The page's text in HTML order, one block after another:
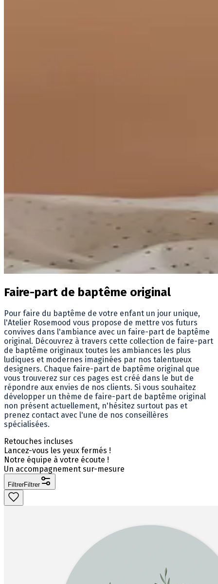
Faire-part de baptême original
Pour faire du baptême de votre enfant un jour unique,
l'Atelier Rosemood vous propose de mettre vos futurs
convives dans l'ambiance avec un faire-part de baptême
original. Découvrez à travers cette collection de faire-part
de baptême originaux toutes les ambiances les plus
ludiques et modernes imaginées par nos talentueux
designers. Chaque faire-part de baptême original que
vous trouverez sur ces pages est créé dans le but de
répondre aux envies de nos clients. Si vous souhaitez
développer un thème de faire-part de baptême original
non présent actuellement, n'hésitez surtout pas et
prenez contact avec l'une de nos conseillères
spécialisées.
Retouches incluses
Lancez-vous les yeux fermés !
Notre équipe à votre écoute !
Un accompagnement sur-mesure
FiltrerFiltrer